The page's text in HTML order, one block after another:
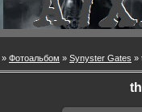
» Фотоальбом » Synyster Gates »